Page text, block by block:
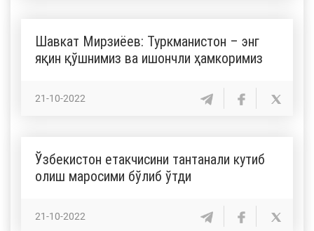
Шавкат Мирзиёев: Туркманистон – энг
яқин қўшнимиз ва ишончли ҳамкоримиз
21-10-2022
Ўзбекистон етакчисини тантанали кутиб
олиш маросими бўлиб ўтди
21-10-2022